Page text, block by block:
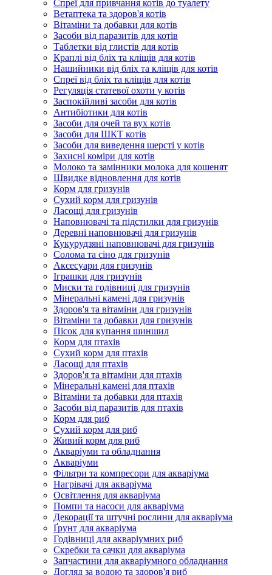
Спреї для привчання котів до туалету
Ветаптека та здоров'я котів
Вітаміни та добавки для котів
Засоби від паразитів для котів
Таблетки від глистів для котів
Краплі від бліх та кліщів для котів
Нашийники від бліх та кліщів для котів
Спреї від бліх та кліщів для котів
Регуляція статевої охоти у котів
Заспокійливі засоби для котів
Антибіотики для котів
Засоби для очей та вух котів
Засоби для ШКТ котів
Засоби для виведення шерсті у котів
Захисні коміри для котів
Молоко та замінники молока для кошенят
Швидке відновлення для котів
Корм для гризунів
Сухий корм для гризунів
Ласощі для гризунів
Наповнювачі та підстилки для гризунів
Деревні наповнювачі для гризунів
Кукурудзяні наповнювачі для гризунів
Солома та сіно для гризунів
Аксесуари для гризунів
Іграшки для гризунів
Миски та годівниці для гризунів
Мінеральні камені для гризунів
Здоров'я та вітаміни для гризунів
Вітаміни та добавки для гризунів
Пісок для купання шиншил
Корм для птахів
Сухий корм для птахів
Ласощі для птахів
Здоров'я та вітаміни для птахів
Мінеральні камені для птахів
Вітаміни та добавки для птахів
Засоби від паразитів для птахів
Корм для риб
Сухий корм для риб
Живий корм для риб
Акваріуми та обладнання
Акваріуми
Фільтри та компресори для акваріума
Нагрівачі для акваріума
Освітлення для акваріума
Помпи та насоси для акваріума
Декорації та штучні рослини для акваріума
Ґрунт для акваріума
Годівниці для акваріумних риб
Скребки та сачки для акваріума
Запчастини для акваріумного обладнання
Догляд за водою та здоров'я риб